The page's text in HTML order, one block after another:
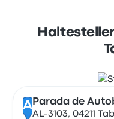
A Parada de
AL-3103, 04211